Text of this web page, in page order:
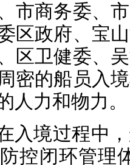
市商务委、
区政府、宝
区卫健委、
密的船员入
人力和物力。
入境过程中
控闭环管理